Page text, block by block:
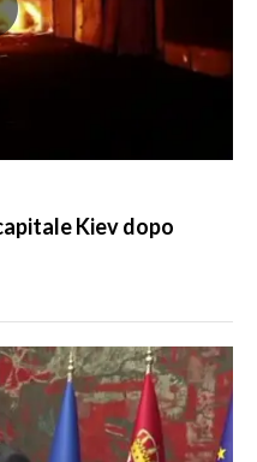
Kiev dopo